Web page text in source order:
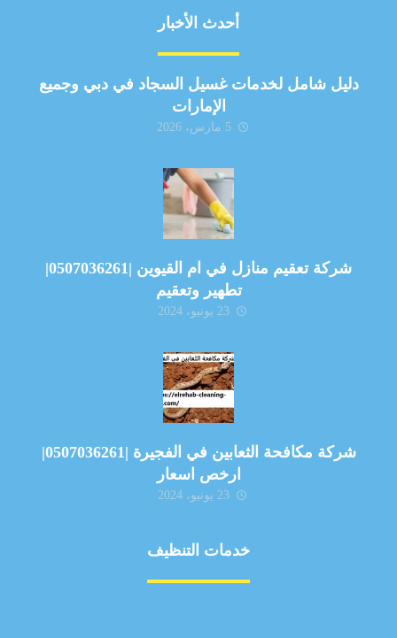
أحدث الأخبار
دليل شامل لخدمات غسيل السجاد في دبي وجميع
الإمارات
5 مارس، 2026
شركة تعقيم منازل في ام القيوين |0507036261|
تطهير وتعقيم
23 يونيو، 2024
شركة مكافحة الثعابين في الفجيرة |0507036261|
ارخص اسعار
23 يونيو، 2024
خدمات التنظيف